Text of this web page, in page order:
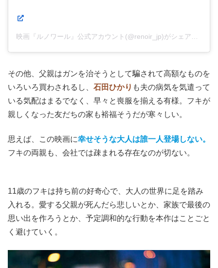
その他、父親はガンを治そうとして騙されて高額なものを
いろいろ買わされるし、 石田ひかり も夫の病気を気遣って
いる気配はまるでなく、早々と喪服を揃える有様。フキが
親しくなった友だちの家も裕福そうだが寒々しい。
思えば、この映画に幸せそうな大人は誰一人登場しない。
フキの両親も、会社では疎まれる存在なのが切ない。
11歳のフキは持ち前の好奇心で、大人の世界に足を踏み
入れる。愛する父親が死んだら悲しいとか、家族で最後の
思い出を作ろうとか、予定調和的な行動を本作はことごと
く避けていく。